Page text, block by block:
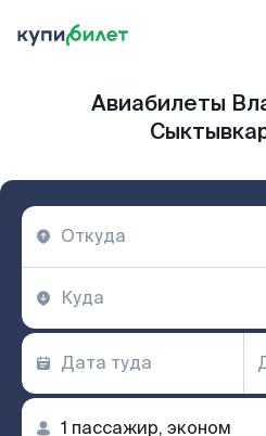
Авиабилеты